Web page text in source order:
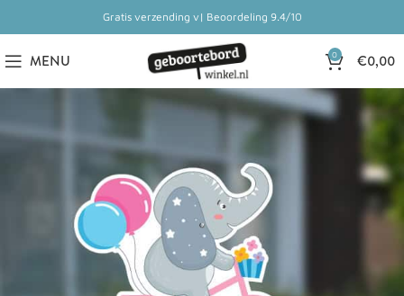
Gratis verzending v| Beoordeling 9.4/10
MENU 0 €0,00